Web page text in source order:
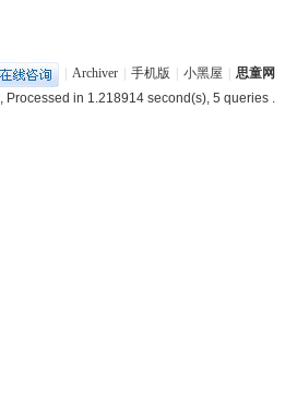
Archiver 手机版 小黑屋
思童网
, Processed in 1.218914 second(s), 5 queries .